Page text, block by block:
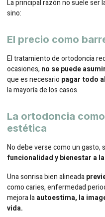
La principal razón no suele ser
sino:
El precio como
El tratamiento de ortodoncia
ocasiones, no se puede
que es necesario pagar todo
la mayoría de los casos.
La ortodoncia
estética
No debe verse como un gasto,
funcionalidad y bienestar a
Una sonrisa bien alineada
como caries, enfermedad
mejora laautoestima, la
vida.